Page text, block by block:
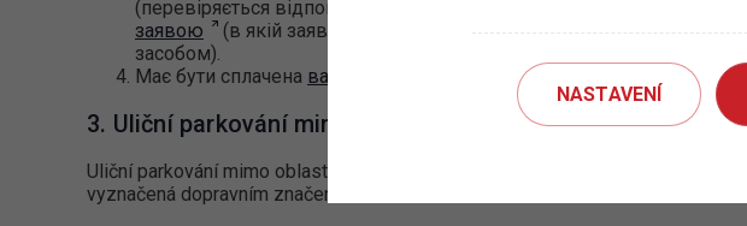
(перевіряється відповідність заявника та власника транспортного
заявою
(в якій заявник підтверджує, що він має право
засобом).
Має бути сплачена вартість дозволу на паркування
3. Uliční parkování mimo zóny placeného stání
Uliční parkování mimo oblasti zón placeného stání není zpoplatněno. Stále
vyznačená dopravním značením.
NASTAVENÍ